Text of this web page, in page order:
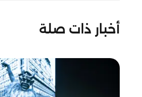
أخبار ذات صلة